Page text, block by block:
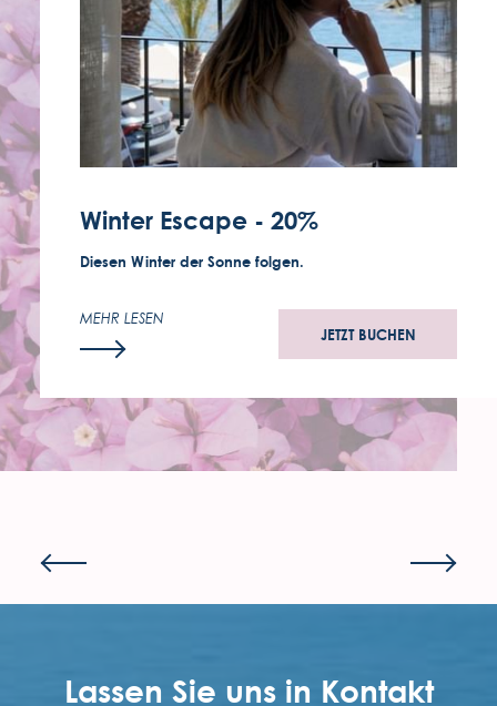
Winter Escape - 20%
Diesen Winter der Sonne folgen.
MEHR LESEN
JETZT BUCHEN